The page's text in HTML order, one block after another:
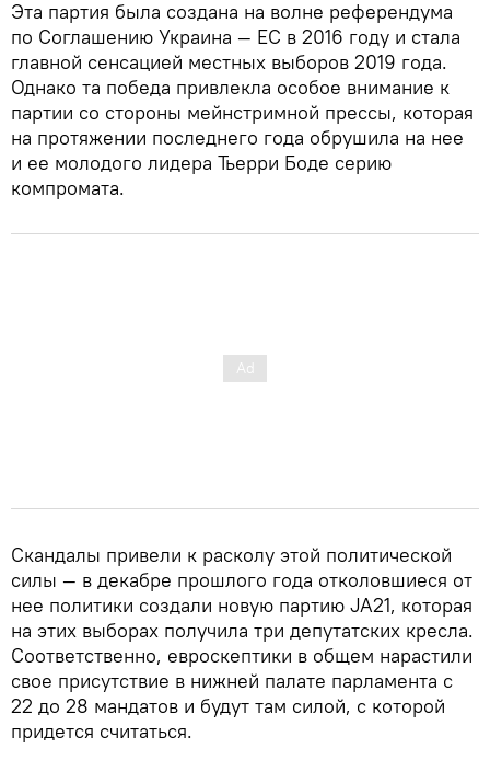
Эта партия была создана на волне референдума
по Соглашению Украина — ЕС в 2016 году и стала
главной сенсацией местных выборов 2019 года.
Однако та победа привлекла особое внимание к
партии со стороны мейнстримной прессы, которая
на протяжении последнего года обрушила на нее
и ее молодого лидера Тьерри Боде серию
компромата.
Скандалы привели к расколу этой политической
силы — в декабре прошлого года отколовшиеся от
нее политики создали новую партию JA21, которая
на этих выборах получила три депутатских кресла.
Соответственно, евроскептики в общем нарастили
свое присутствие в нижней палате парламента с
22 до 28 мандатов и будут там силой, с которой
придется считаться.